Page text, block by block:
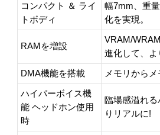
コンパクト ＆ ライ
トボディ
幅7mm、重
化を実現。
RAMを増設
VRAM/
進化して、よ
DMA機能を搭載 メモリから
ハイパーボイス機
能 ヘッドホン使用
時
臨場感溢れ
りリアルに!